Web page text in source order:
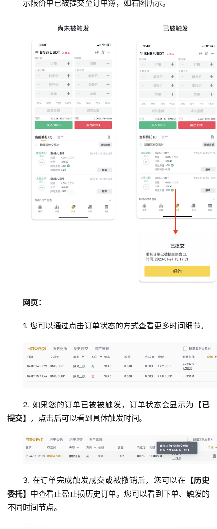
示限价单已被提交至订单簿，如右图所示。
网页：
1. 您可以通过点击订单状态的方式查看更多时间细节。
2. 如果您的订单已被被触发，订单状态会显示为 【已
提交】 ，点击后可以看到具体触发时间。
3. 在订单完成触发成交或被撤销后，您可以在 【历史
委托】 中查看止盈止损历史订单。您可以看到下单、触发的
不同时间节点。